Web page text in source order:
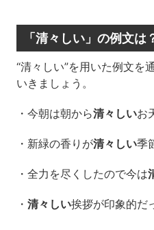
「清々しい」の例文は
“清々しい”を用いた例文を
いきましょう。
・今朝は朝から清々しいお
・新緑の香りが清々しい季
・全力を尽くしたので今は
・ 清々しい挨拶が印象的だ